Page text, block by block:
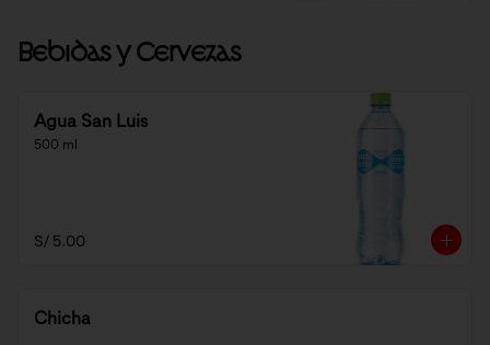
Bebidas y Cervezas
Agua San Luis
500 ml
S/ 5.00
Chicha